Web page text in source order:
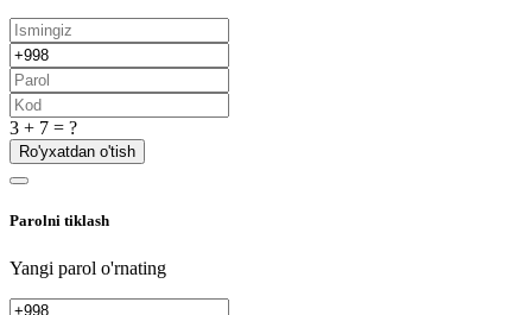
3 + 7 = ?
Ro'yxatdan o'tish
Parolni tiklash
Yangi parol o'rnating